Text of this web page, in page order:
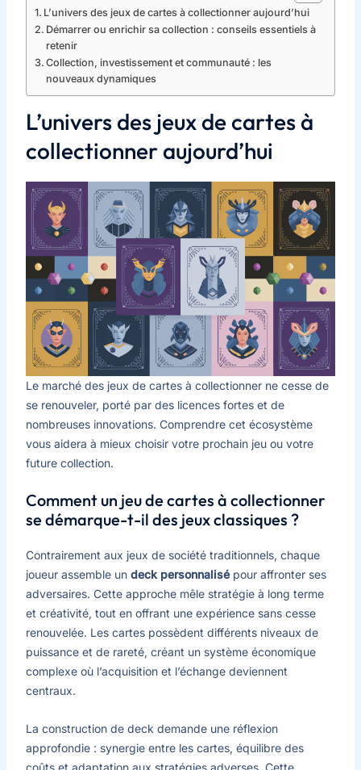
L’univers des jeux de cartes à collectionner aujourd’hui
Démarrer ou enrichir sa collection : conseils essentiels à
retenir
Collection, investissement et communauté : les
nouveaux dynamiques
L’univers des jeux de cartes à
collectionner aujourd’hui
Le marché des jeux de cartes à collectionner ne cesse de
se renouveler, porté par des licences fortes et de
nombreuses innovations. Comprendre cet écosystème
vous aidera à mieux choisir votre prochain jeu ou votre
future collection.
Comment un jeu de cartes à collectionner
se démarque-t-il des jeux classiques ?
Contrairement aux jeux de société traditionnels, chaque
joueur assemble un deck personnalisépour affronter ses
adversaires. Cette approche mêle stratégie à long terme
et créativité, tout en offrant une expérience sans cesse
renouvelée. Les cartes possèdent différents niveaux de
puissance et de rareté, créant un système économique
complexe où l’acquisition et l’échange deviennent
centraux.
La construction de deck demande une réflexion
approfondie : synergie entre les cartes, équilibre des
coûts et adaptation aux stratégies adverses. Cette